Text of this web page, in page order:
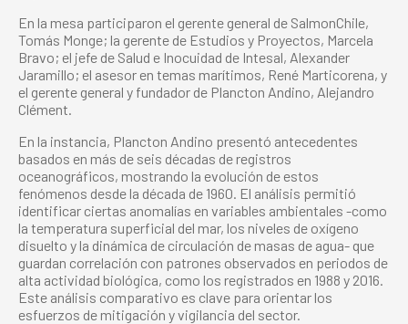
En la mesa participaron el gerente general de SalmonChile,
Tomás Monge; la gerente de Estudios y Proyectos, Marcela
Bravo; el jefe de Salud e Inocuidad de Intesal, Alexander
Jaramillo; el asesor en temas marítimos, René Marticorena, y
el gerente general y fundador de Plancton Andino, Alejandro
Clément.
En la instancia, Plancton Andino presentó antecedentes
basados en más de seis décadas de registros
oceanográficos, mostrando la evolución de estos
fenómenos desde la década de 1960. El análisis permitió
identificar ciertas anomalías en variables ambientales -como
la temperatura superficial del mar, los niveles de oxígeno
disuelto y la dinámica de circulación de masas de agua- que
guardan correlación con patrones observados en periodos de
alta actividad biológica, como los registrados en 1988 y 2016.
Este análisis comparativo es clave para orientar los
esfuerzos de mitigación y vigilancia del sector.